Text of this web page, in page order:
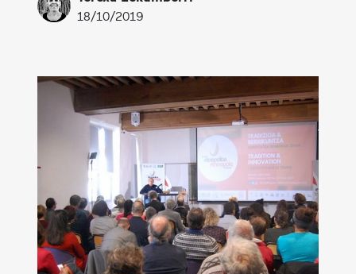
18/10/2019